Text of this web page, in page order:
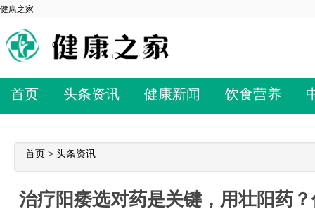
健康之家
首页 头条资讯 健康新闻 饮食营养
首页 > 头条资讯
治疗阳痿选对药是关键，用壮阳药